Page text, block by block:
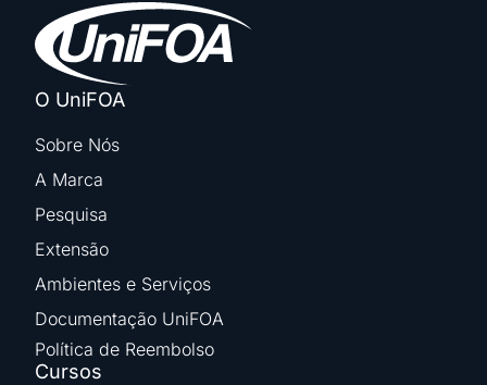
O UniFOA
Sobre Nós
A Marca
Pesquisa
Extensão
Ambientes e Serviços
Documentação UniFOA
Política de Reembolso
Cursos